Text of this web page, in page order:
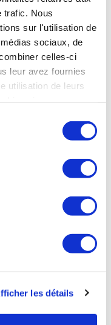
trafic. Nous
sur l'utilisation de
sociaux, de
celles-ci
leur avez fournies
utilisation de leurs
les détails